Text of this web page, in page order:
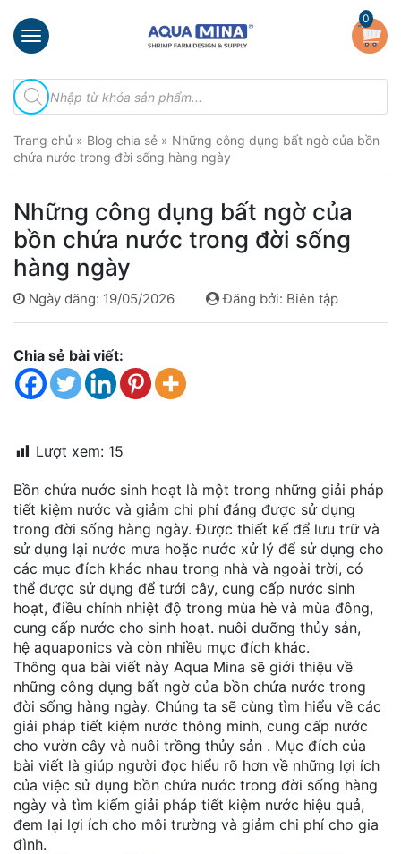
×
chủ
thiệu
Sản
Đầu
Phun
Vi
Bọt
Khí
Ventek
Hướng
dẫn
lắp
Quy
Blog
chia
sẻ
Liên
hệ
0
Tìm
kiếm
sản
Trang chủ » Blog chia sẻ » Những công dụng bất ngờ của bồn
chứa nước trong đời sống hàng ngày
Những công dụng bất ngờ của
bồn chứa nước trong đời sống
hàng ngày
Ngày đăng: 19/05/2026 Đăng bởi: Biên tập
Chia sẻ bài viết:
Lượt xem: 15
Bồn chứa nước sinh hoạt là một trong những giải pháp
tiết kiệm nước và giảm chi phí đáng được sử dụng
trong đời sống hàng ngày. Được thiết kế để lưu trữ và
sử dụng lại nước mưa hoặc nước xử lý để sử dụng cho
các mục đích khác nhau trong nhà và ngoài trời, có
thể được sử dụng để tưới cây, cung cấp nước sinh
hoạt, điều chỉnh nhiệt độ trong mùa hè và mùa đông,
cung cấp nước cho sinh hoạt. nuôi dưỡng thủy sản,
hệ aquaponics và còn nhiều mục đích khác.
Thông qua bài viết này Aqua Mina sẽ giới thiệu về
những công dụng bất ngờ của bồn chứa nước trong
đời sống hàng ngày. Chúng ta sẽ cùng tìm hiểu về các
giải pháp tiết kiệm nước thông minh, cung cấp nước
cho vườn cây và nuôi trồng thủy sản . Mục đích của
bài viết là giúp người đọc hiểu rõ hơn về những lợi ích
của việc sử dụng bồn chứa nước trong đời sống hàng
ngày và tìm kiếm giải pháp tiết kiệm nước hiệu quả,
đem lại lợi ích cho môi trường và giảm chi phí cho gia
đình.